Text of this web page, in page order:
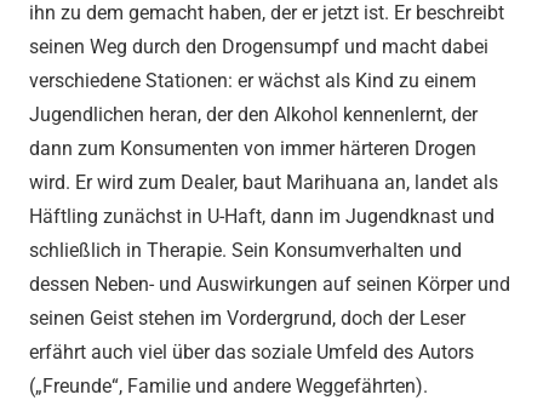
ihn zu dem gemacht haben, der er jetzt ist. Er beschreibt
seinen Weg durch den Drogensumpf und macht dabei
verschiedene Stationen: er wächst als Kind zu einem
Jugendlichen heran, der den Alkohol kennenlernt, der
dann zum Konsumenten von immer härteren Drogen
wird. Er wird zum Dealer, baut Marihuana an, landet als
Häftling zunächst in U-Haft, dann im Jugendknast und
schließlich in Therapie. Sein Konsumverhalten und
dessen Neben- und Auswirkungen auf seinen Körper und
seinen Geist stehen im Vordergrund, doch der Leser
erfährt auch viel über das soziale Umfeld des Autors
(„Freunde“, Familie und andere Weggefährten).